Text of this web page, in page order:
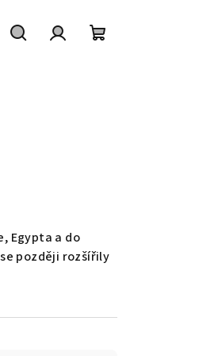
Egypta a do
později rozšířily